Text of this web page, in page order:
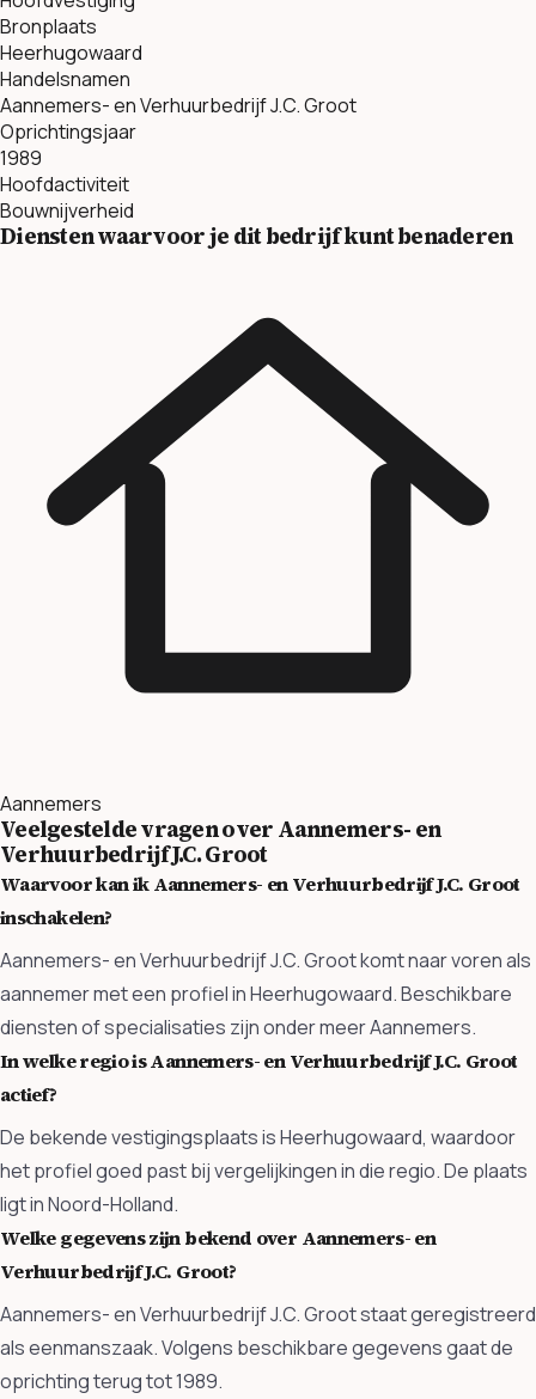
Bronplaats
Heerhugowaard
Handelsnamen
Aannemers- en Verhuurbedrijf J.C. Groot
Oprichtingsjaar
1989
Hoofdactiviteit
Bouwnijverheid
Diensten waarvoor je dit bedrijf kunt benaderen
Aannemers
Veelgestelde vragen over Aannemers- en
Verhuurbedrijf J.C. Groot
Waarvoor kan ik Aannemers- en Verhuurbedrijf J.C. Groot
inschakelen?
Aannemers- en Verhuurbedrijf J.C. Groot komt naar voren als
aannemer met een profiel in Heerhugowaard. Beschikbare
diensten of specialisaties zijn onder meer Aannemers.
In welke regio is Aannemers- en Verhuurbedrijf J.C. Groot
actief?
De bekende vestigingsplaats is Heerhugowaard, waardoor
het profiel goed past bij vergelijkingen in die regio. De plaats
ligt in Noord-Holland.
Welke gegevens zijn bekend over Aannemers- en
Verhuurbedrijf J.C. Groot?
Aannemers- en Verhuurbedrijf J.C. Groot staat geregistreerd
als eenmanszaak. Volgens beschikbare gegevens gaat de
oprichting terug tot 1989.